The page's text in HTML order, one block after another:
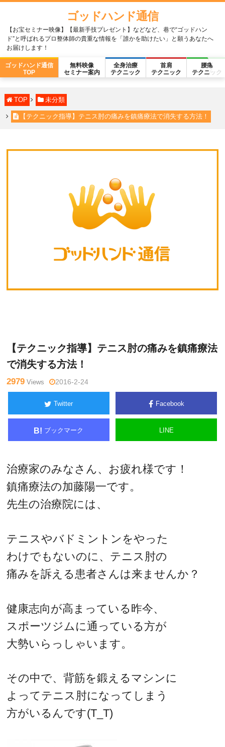
ゴッドハンド通信
【お宝セミナー映像】【最新手技プレゼント】などなど、巷で“ゴッドハン
ド”と呼ばれるプロ整体師の貴重な情報を「誰かを助けたい」と願うあなたへ
お届けします！
ゴッドハンド通信
TOP
無料映像
セミナー案内
全身治療
テクニック
首肩
テクニック
腰痛
テクニック
TOP 未分類
【テクニック指導】テニス肘の痛みを鎮痛療法で消失する方法！
【テクニック指導】テニス肘の痛みを鎮痛療法
で消失する方法！
2979 Views 2016-2-24
Twitter Facebook
B! ブックマーク LINE
治療家のみなさん、お疲れ様です！
鎮痛療法の加藤陽一です。
先生の治療院には、
テニスやバドミントンをやった
わけでもないのに、テニス肘の
痛みを訴える患者さんは来ませんか？
健康志向が高まっている昨今、
スポーツジムに通っている方が
大勢いらっしゃいます。
その中で、背筋を鍛えるマシンに
よってテニス肘になってしまう
方がいるんです(T_T)